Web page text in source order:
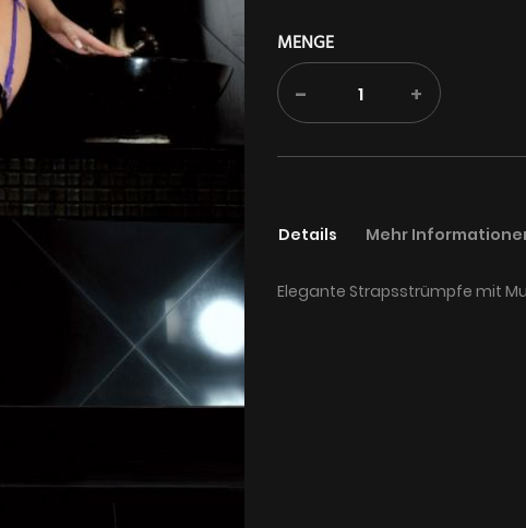
MENGE
- +
Details
Elegante Strapsstrümpfe mit
Mehr